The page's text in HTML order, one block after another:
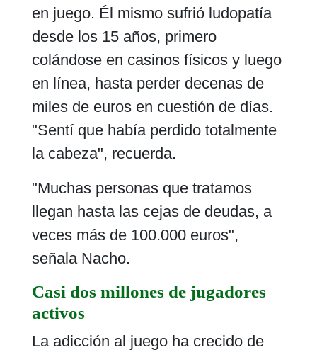
en juego. Él mismo sufrió ludopatía
desde los 15 años, primero
colándose en casinos físicos y luego
en línea, hasta perder decenas de
miles de euros en cuestión de días.
"Sentí que había perdido totalmente
la cabeza", recuerda.
"Muchas personas que tratamos
llegan hasta las cejas de deudas, a
veces más de 100.000 euros",
señala Nacho.
Casi dos millones de jugadores
activos
La adicción al juego ha crecido de